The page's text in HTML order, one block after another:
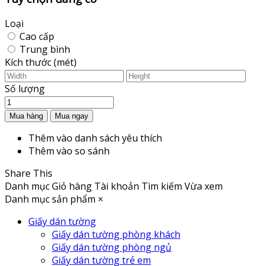
Loại
Cao cấp
Trung bình
Kích thước (mét)
Số lượng
Thêm vào danh sách yêu thích
Thêm vào so sánh
Share This
Danh mụcGiỏ hàng Tài khoản Tìm kiếm Vừa xem
Danh mục sản phẩm ×
Giấy dán tường
Giấy dán tường phòng khách
Giấy dán tường phòng ngủ
Giấy dán tường trẻ em